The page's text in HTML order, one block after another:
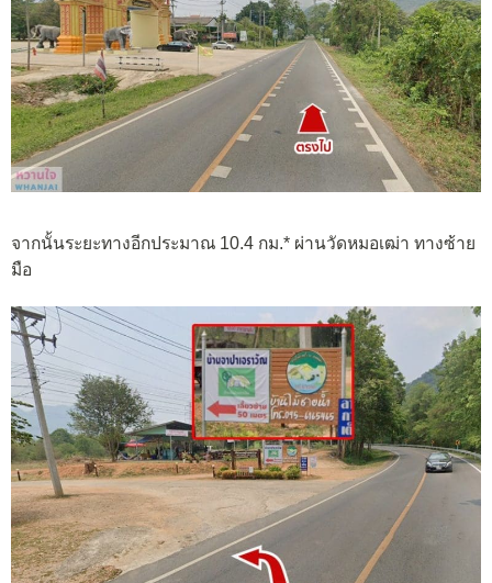
จากนั้นระยะทางอีกประมาณ 10.4 กม.* ผ่านวัดหมอเฒ่า ทางซ้าย
มือ